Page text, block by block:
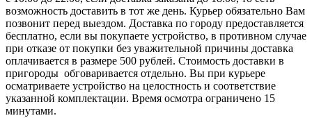
возможность доставить в тот же день. Курьер обязательно Вам
позвонит перед выездом. Доставка по городу предоставляется
бесплатно, если вы покупаете устройство, в противном случае
при отказе от покупки без уважительной причины доставка
оплачивается в размере 500 рублей. Стоимость доставки в
пригороды обговаривается отдельно. Вы при курьере
осматриваете устройство на целостность и соответствие
указанной комплектации. Время осмотра ограничено 15
минутами.